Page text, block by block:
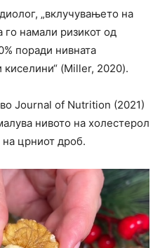
„вклучувањето на
намали ризикот од
поради нивната
(Miller, 2020).
во Journal of Nutrition (2021)
нивото на холестерол
црниот дроб.